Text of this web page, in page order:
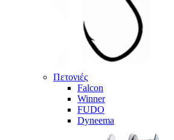
Πετονιές
Falcon
Winner
FUDO
Dyneema